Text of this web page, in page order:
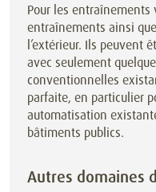
Pour les entraînements
entraînements ainsi
l’extérieur. Ils peuvent
avec seulement
conventionnelles
parfaite, en particulier
automatisation
bâtiments publics.
Autres domaines